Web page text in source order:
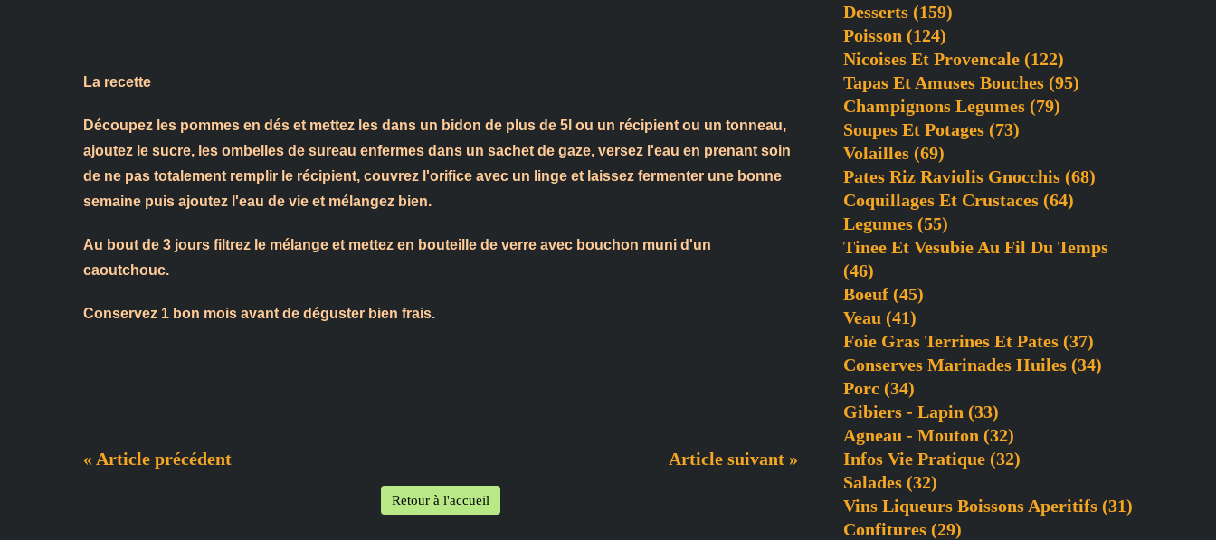
La recette
Découpez les pommes en dés et mettez les dans un bidon de plus de 5l ou un récipient ou un tonneau,
ajoutez le sucre, les ombelles de sureau enfermes dans un sachet de gaze, versez l'eau en prenant soin
de ne pas totalement remplir le récipient, couvrez l'orifice avec un linge et laissez fermenter une bonne
semaine puis ajoutez l'eau de vie et mélangez bien.
Au bout de 3 jours filtrez le mélange et mettez en bouteille de verre avec bouchon muni d'un
caoutchouc.
Conservez 1 bon mois avant de déguster bien frais.
« Article précédent Article suivant »
Retour à l'accueil
Desserts (159)
Poisson (124)
Nicoises Et Provencale (122)
Tapas Et Amuses Bouches (95)
Champignons Legumes (79)
Soupes Et Potages (73)
Volailles (69)
Pates Riz Raviolis Gnocchis (68)
Coquillages Et Crustaces (64)
Legumes (55)
Tinee Et Vesubie Au Fil Du Temps
(46)
Boeuf (45)
Veau (41)
Foie Gras Terrines Et Pates (37)
Conserves Marinades Huiles (34)
Porc (34)
Gibiers - Lapin (33)
Agneau - Mouton (32)
Infos Vie Pratique (32)
Salades (32)
Vins Liqueurs Boissons Aperitifs (31)
Confitures (29)